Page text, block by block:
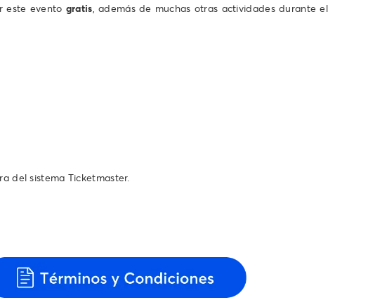
este evento gratis , además de muchas otras actividades durante el
del sistema Ticketmaster.